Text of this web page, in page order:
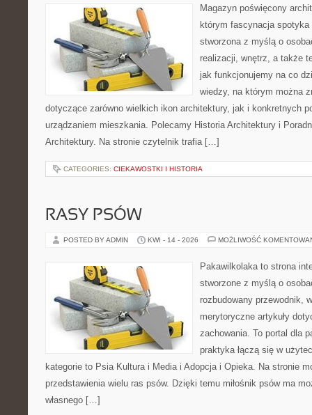
Magazyn poświęcony
którym fascynacja spotyka
stworzona z myślą o
realizacji, wnętrz, a także
jak funkcjonujemy na co
wiedzy, na którym można
dotyczące zarówno wielkich ikon architektury, jak i konkretnych
urządzaniem mieszkania. Polecamy Historia Architektury i
Architektury. Na stronie czytelnik trafia […]
CATEGORIES: CIEKAWOSTKI I HISTORIA
RASY PSÓW
POSTED BY ADMIN KWI - 14 - 2026 MOŻLIWOŚĆ
Pakawilkolaka to strona
stworzone z myślą o
rozbudowany przewodnik,
merytoryczne artykuły
zachowania. To portal dla
praktyka łączą się w
kategorie to Psia Kultura i Media i Adopcja i Opieka. Na stronie
przedstawienia wielu ras psów. Dzięki temu miłośnik psów ma
własnego […]